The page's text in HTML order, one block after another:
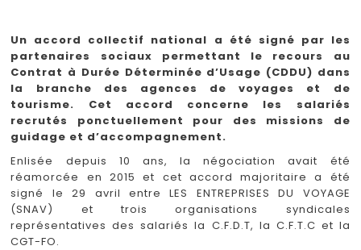
Un accord collectif national a été signé par les
partenaires sociaux permettant le recours au
Contrat à Durée Déterminée d’Usage (CDDU) dans
la branche des agences de voyages et de
tourisme. Cet accord concerne les salariés
recrutés ponctuellement pour des missions de
guidage et d’accompagnement.
Enlisée depuis 10 ans, la négociation avait été
réamorcée en 2015 et cet accord majoritaire a été
signé le 29 avril entre LES ENTREPRISES DU VOYAGE
(SNAV) et trois organisations syndicales
représentatives des salariés la C.F.D.T, la C.F.T.C et la
CGT-FO.